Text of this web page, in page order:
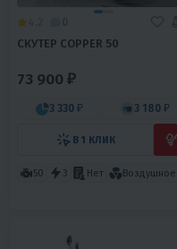
СКУТЕР COPPER 50
73 900 ₽
3 330 ₽ 3 180 ₽
В 1 КЛИК
50 3 Нет Воздушное